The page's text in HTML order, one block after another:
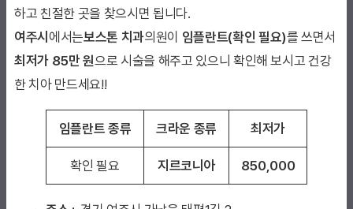
하고 친절한 곳을 찾으시면 됩니다.
여주시 에서는보스톤 치과의원이 임플란트(확인 필요)를 쓰면서
최저가 85만 원으로 시술을 해주고 있으니 확인해 보시고 건강
한 치아 만드세요!!
임플란트 종류 크라운 종류 최저가
확인 필요 지르코니아 850,000